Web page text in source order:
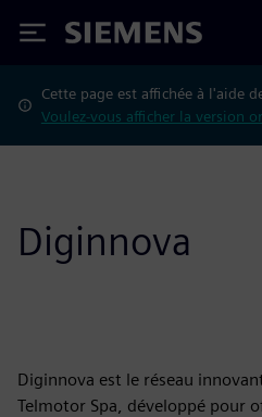
Siemens
Cette page est affichée à l'aide
Voulez-vous afficher la version
Diginnova
Diginnova est le réseau
Telmotor Spa, développé pour